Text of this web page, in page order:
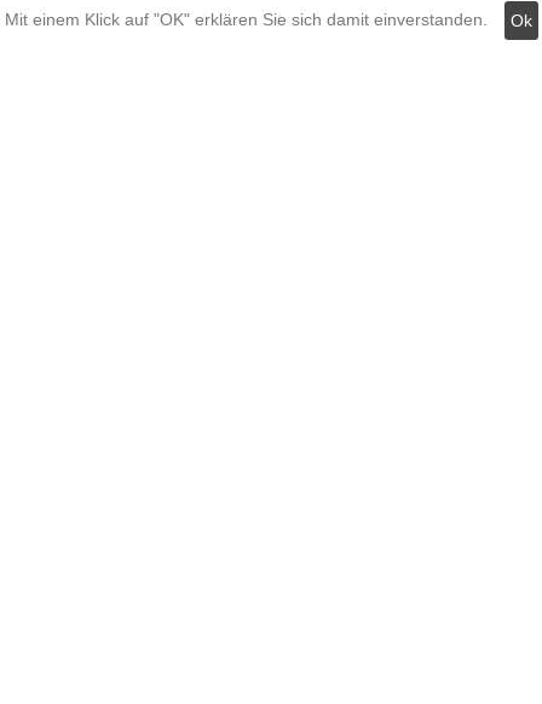
Hinweis zum Batteriegesetz
Mit einem Klick auf "OK" erklären Sie sich damit einverstanden.
Ok